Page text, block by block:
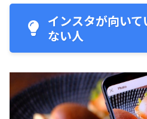
インスタが向い
ない人